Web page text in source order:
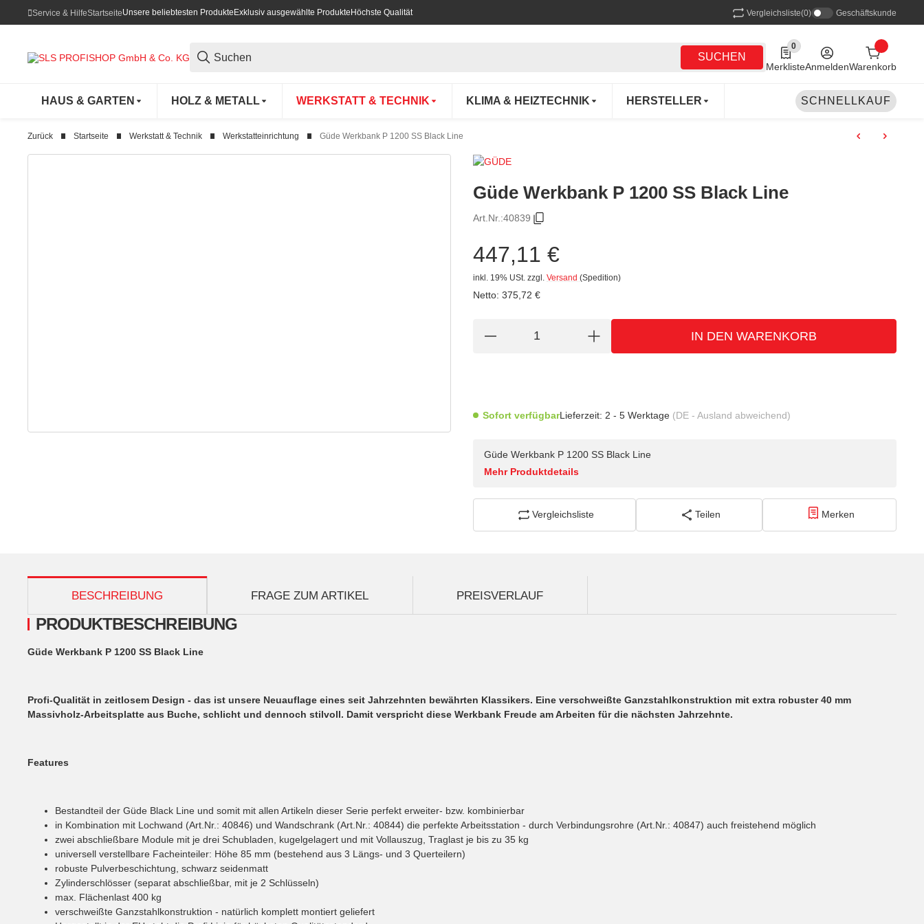
Service & HilfeStartseiteUnsere beliebtesten Produkte Exklusiv ausgewählte Produkte Höchste Qualität Vergleichsliste(0) Geschäftskunde
SUCHEN
0
0 Produkte in der Liste
MerklisteAnmeldenWarenkorb
HAUS & GARTEN HOLZ & METALL WERKSTATT & TECHNIK KLIMA & HEIZTECHNIK HERSTELLER SCHNELLKAUF
Zurück Startseite Werkstatt & Technik Werkstatteinrichtung Güde Werkbank P 1200 SS Black Line
Güde Werkbank P 1200 SS Black Line
Art.Nr.:40839
447,11 €
inkl. 19% USt. zzgl. Versand (Spedition)
Netto: 375,72 €
IN DEN WARENKORB
Sofort verfügbarLieferzeit: 2 - 5 Werktage (DE - Ausland abweichend)
Güde Werkbank P 1200 SS Black Line
Mehr Produktdetails
Vergleichsliste Teilen Merken
weitere Registerkarten anzeigen
BESCHREIBUNG FRAGE ZUM ARTIKEL PREISVERLAUF
PRODUKTBESCHREIBUNG
Güde Werkbank P 1200 SS Black Line
Profi-Qualität in zeitlosem Design - das ist unsere Neuauflage eines seit Jahrzehnten bewährten Klassikers. Eine verschweißte Ganzstahlkonstruktion mit extra robuster 40 mm
Massivholz-Arbeitsplatte aus Buche, schlicht und dennoch stilvoll. Damit verspricht diese Werkbank Freude am Arbeiten für die nächsten Jahrzehnte.
Features
Bestandteil der Güde Black Line und somit mit allen Artikeln dieser Serie perfekt erweiter- bzw. kombinierbar
in Kombination mit Lochwand (Art.Nr.: 40846) und Wandschrank (Art.Nr.: 40844) die perfekte Arbeitsstation - durch Verbindungsrohre (Art.Nr.: 40847) auch freistehend möglich
zwei abschließbare Module mit je drei Schubladen, kugelgelagert und mit Vollauszug, Traglast je bis zu 35 kg
universell verstellbare Facheinteiler: Höhe 85 mm (bestehend aus 3 Längs- und 3 Querteilern)
robuste Pulverbeschichtung, schwarz seidenmatt
Zylinderschlösser (separat abschließbar, mit je 2 Schlüsseln)
max. Flächenlast 400 kg
verschweißte Ganzstahlkonstruktion - natürlich komplett montiert geliefert